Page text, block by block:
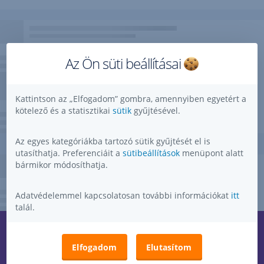
Kérdése, ötlete, kérése, észrevétele van?
Megnyitás
Az Ön süti beállításai
Kattintson az „Elfogadom” gombra, amennyiben egyetért a
kötelező és a statisztikai sütik gyűjtésével.
Az egyes kategóriákba tartozó sütik gyűjtését el is
utasíthatja. Preferenciáit a sütibeállítások menüpont alatt
bármikor módosíthatja.
Adatvédelemmel kapcsolatosan további információkat itt
talál.
Elfogadom Elutasítom